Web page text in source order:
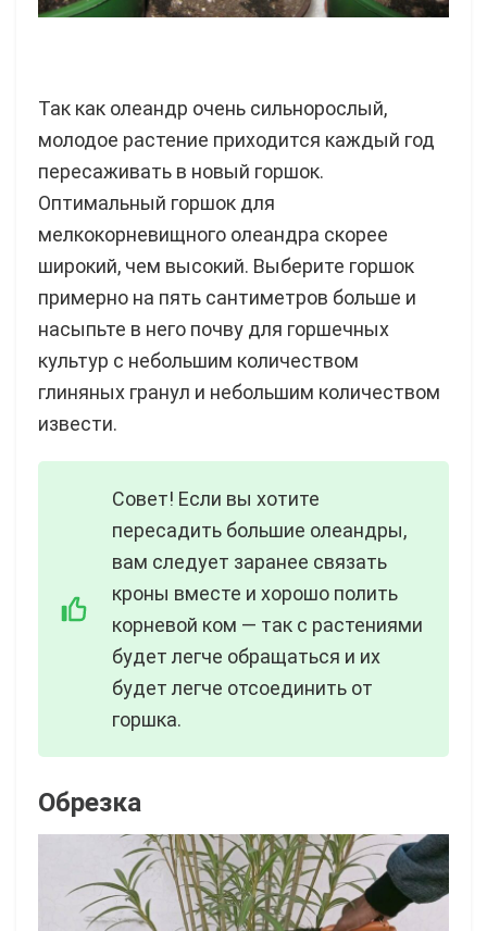
Так как олеандр очень сильнорослый,
молодое растение приходится каждый год
пересаживать в новый горшок.
Оптимальный горшок для
мелкокорневищного олеандра скорее
широкий, чем высокий. Выберите горшок
примерно на пять сантиметров больше и
насыпьте в него почву для горшечных
культур с небольшим количеством
глиняных гранул и небольшим количеством
извести.
Совет! Если вы хотите
пересадить большие олеандры,
вам следует заранее связать
кроны вместе и хорошо полить
корневой ком — так с растениями
будет легче обращаться и их
будет легче отсоединить от
горшка.
Обрезка